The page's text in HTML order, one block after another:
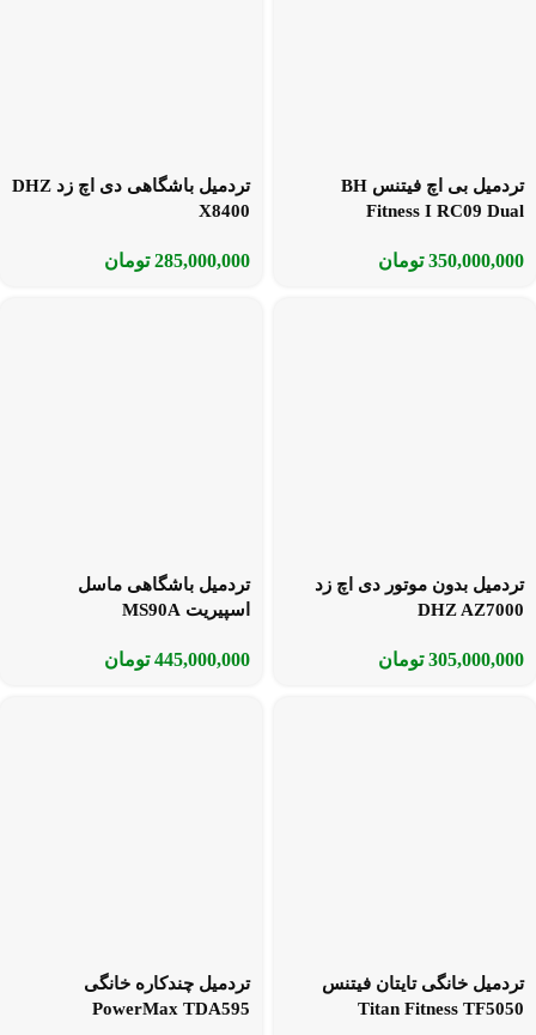
تردمیل بی اچ فیتنس BH
Fitness I RC09 Dual
350,000,000 تومان
تردمیل باشگاهی دی اچ زد DHZ
X8400
285,000,000 تومان
تردمیل بدون موتور دی اچ زد
DHZ AZ7000
305,000,000 تومان
تردمیل باشگاهی ماسل
اسپیریت MS90A
445,000,000 تومان
تردمیل خانگی تایتان فیتنس
Titan Fitness TF5050
تردمیل چندکاره خانگی
PowerMax TDA595